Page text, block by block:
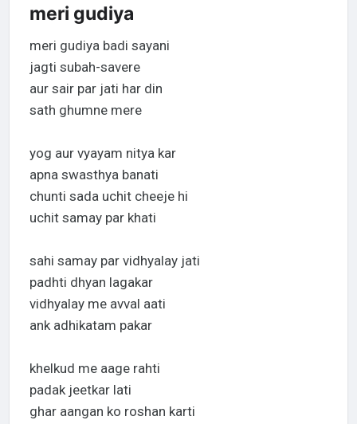
meri gudiya
meri gudiya badi sayani
jagti subah-savere
aur sair par jati har din
sath ghumne mere
yog aur vyayam nitya kar
apna swasthya banati
chunti sada uchit cheeje hi
uchit samay par khati
sahi samay par vidhyalay jati
padhti dhyan lagakar
vidhyalay me avval aati
ank adhikatam pakar
khelkud me aage rahti
padak jeetkar lati
ghar aangan ko roshan karti